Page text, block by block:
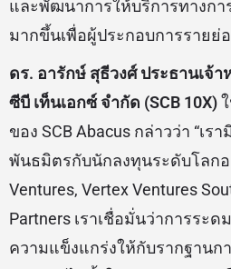
และพัฒนาการให้บริการทางกา
มากขึ้นเพื่อผู้ประกอบการรายย่
ดร. อารักษ์ สุธีวงศ์ ประธานเจ้
ซีบี เท็นเอกซ์ จำกัด (SCB 10X)
ของ SCB Abacus กล่าวว่า “เ
พันธมิตรกับนักลงทุนระดับโลกอ
Ventures, Vertex Ventures
Partners เราเชื่อมั่นว่าการระ
ความแข็งแกร่งให้กับรากฐานก